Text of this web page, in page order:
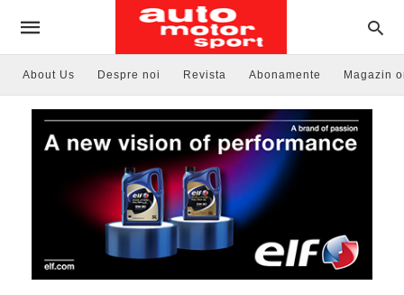
About Us Despre noi Revista Abonamente Magazin